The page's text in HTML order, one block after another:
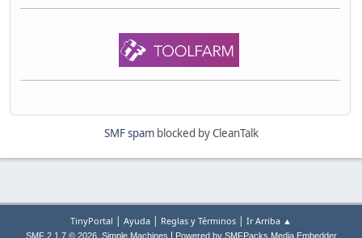
SMF spamblocked by CleanTalk
TinyPortal | Ayuda | Reglas y Términos | Ir Arriba ▲
SMF 2.1.7 © 2026, Simple Machines Powered by SMFPacks Media Embedder